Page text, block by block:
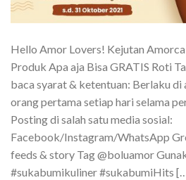
Hello Amor Lovers! Kejutan
Produk Apa aja Bisa GRATIS Roti
baca syarat & ketentuan: Berlaku
orang pertama setiap hari selama
Posting di salah satu media sosial:
Facebook/Instagram/WhatsApp
feeds & story Tag @boluamor
#sukabumikuliner #sukabumiHits